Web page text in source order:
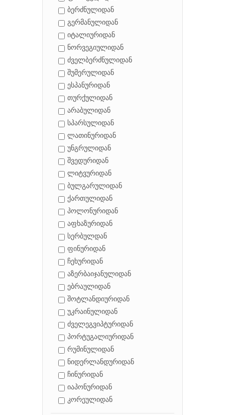
ბერძნულიდან
გერმანულიდან
იტალიურიდან
ნორვეგიულიდან
ძველბერძნულიდან
შუმერულიდან
ესპანურიდან
თურქულიდან
არაბულიდან
სპარსულიდან
ლათინურიდან
უნგრულიდან
შვედურიდან
ლიტვურიდან
ბულგარულიდან
ქართულიდან
პოლონურიდან
აფხაზურიდან
სერბულდან
ფინურიდან
ჩეხურიდან
აზერბაიჯანულიდან
ებრაულიდან
შოტლანდიურიდან
უკრაინულიდან
ძველეგვიპტურიდან
პორტუგალიურიდან
რუმინულიდან
ნიდერლანდურიდან
ჩინურიდან
იაპონურიდან
კორეულიდან